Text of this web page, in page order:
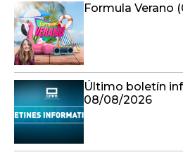
Formula Verano
Último boletín
08/08/2026